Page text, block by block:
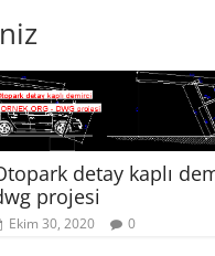
detay kaplı
projesi
Ekim 30, 2020 0